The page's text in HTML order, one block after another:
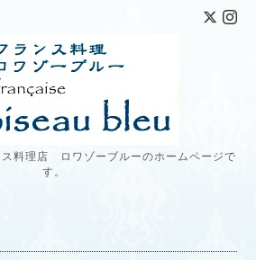
料理店 ロワゾーブルーのホームページで
す。